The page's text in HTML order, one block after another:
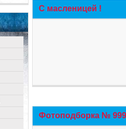
С масленицей !
Фотоподборка №